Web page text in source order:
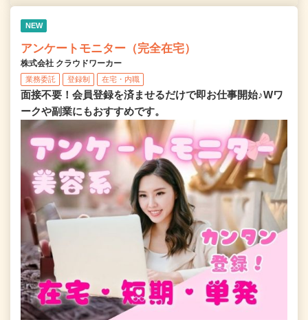
NEW
アンケートモニター（完全在宅）
株式会社 クラウドワーカー
業務委託 登録制 在宅・内職
面接不要！会員登録を済ませるだけで即お仕事開始♪Wワ
ークや副業にもおすすめです。